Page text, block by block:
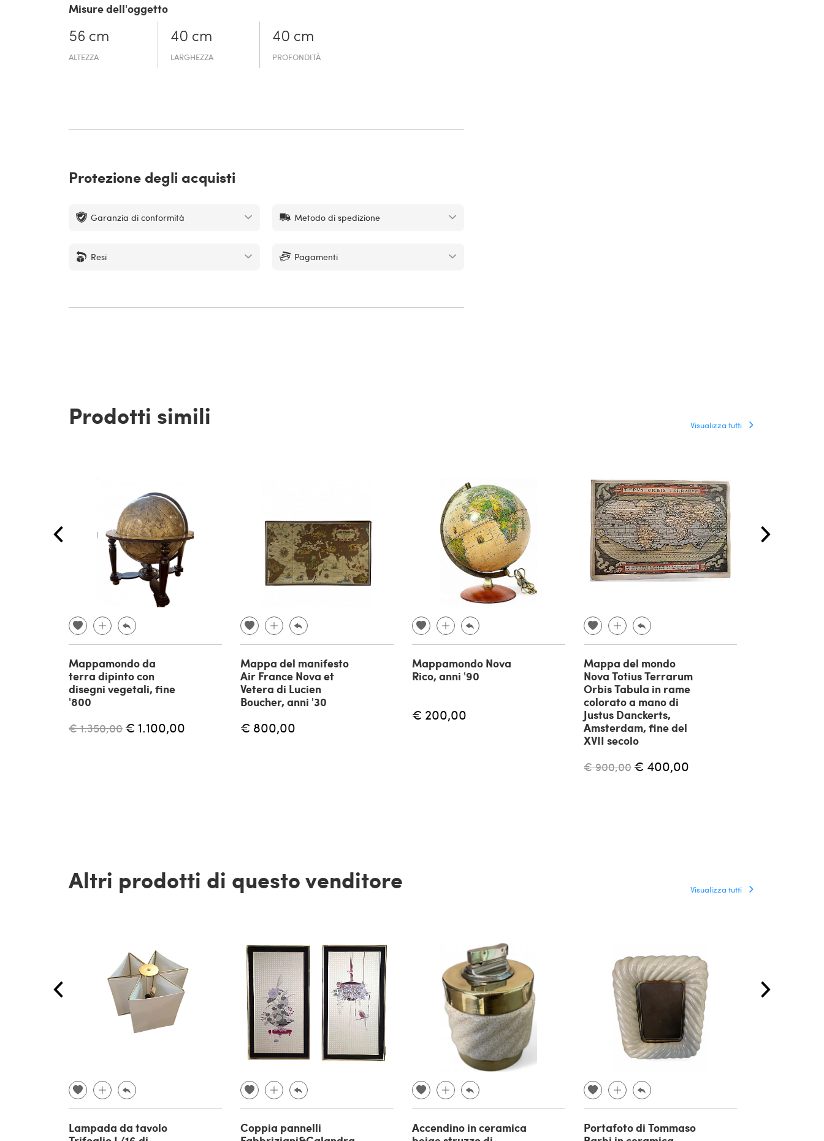
Misure dell'oggetto
56 cm
ALTEZZA
40 cm
LARGHEZZA
40 cm
PROFONDITÀ
Protezione degli acquisti
Garanzia di conformità Metodo di spedizione
Resi Pagamenti
Prodotti simili Visualizza tutti
Mappamondo da
terra dipinto con
disegni vegetali, fine
'800
€ 1.350,00 € 1.100,00
Mappa del manifesto
Air France Nova et
Vetera di Lucien
Boucher, anni '30
€ 800,00
Mappamondo Nova
Rico, anni '90
€ 200,00
Mappa del mondo
Nova Totius Terrarum
Orbis Tabula in rame
colorato a mano di
Justus Danckerts,
Amsterdam, fine del
XVII secolo
€ 900,00 € 400,00
Altri prodotti di questo venditore Visualizza tutti
Lampada da tavolo
Coppia pannelli
Accendino in ceramica
Portafoto di Tommaso